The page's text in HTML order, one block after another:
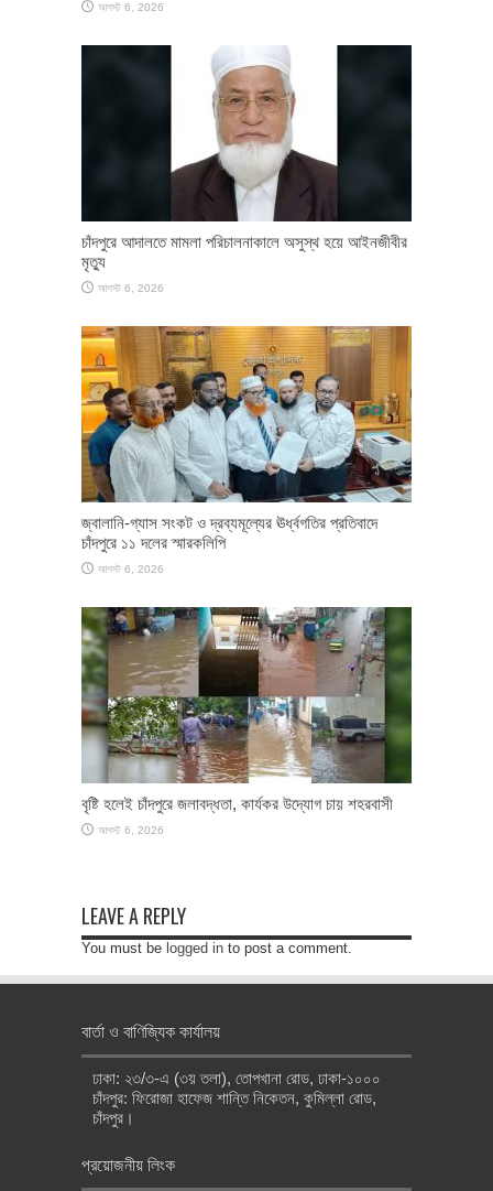
আগস্ট 6, 2026
চাঁদপুরে আদালতে মামলা পরিচালনাকালে অসুস্থ হয়ে আইনজীবীর
মৃত্যু
আগস্ট 6, 2026
জ্বালানি-গ্যাস সংকট ও দ্রব্যমূল্যের ঊর্ধ্বগতির প্রতিবাদে
চাঁদপুরে ১১ দলের স্মারকলিপি
আগস্ট 6, 2026
বৃষ্টি হলেই চাঁদপুরে জলাবদ্ধতা, কার্যকর উদ্যোগ চায় শহরবাসী
আগস্ট 6, 2026
LEAVE A REPLY
You must be logged in to post a comment.
বার্তা ও বাণিজ্যিক কার্যালয়
ঢাকা: ২৩/৩-এ (৩য় তলা), তোপখানা রোড, ঢাকা-১০০০
চাঁদপুর: ফিরোজা হাফেজ শান্তি নিকেতন, কুমিল্লা রোড,
চাঁদপুর।
প্রয়োজনীয় লিংক